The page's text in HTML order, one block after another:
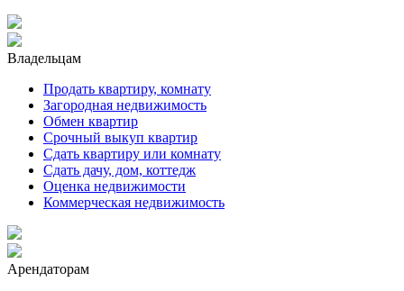
Владельцам
Продать квартиру, комнату
Загородная недвижимость
Обмен квартир
Срочный выкуп квартир
Сдать квартиру или комнату
Сдать дачу, дом, коттедж
Оценка недвижимости
Коммерческая недвижимость
Арендаторам